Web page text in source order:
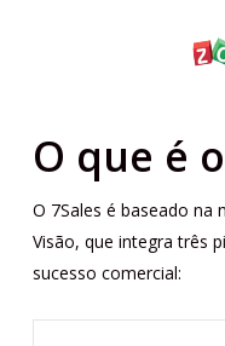
O que é
O 7Sales é baseado na
Visão, que integra três
sucesso comercial: